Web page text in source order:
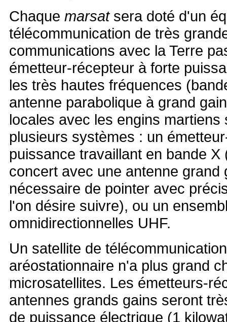
Chaque marsatsera doté d'un
télécommunication de très
communications avec la Terre
émetteur-récepteur à forte
les très hautes fréquences
antenne parabolique à grand
locales avec les engins martiens
plusieurs systèmes : un
puissance travaillant en bande X
concert avec une antenne grand
nécessaire de pointer avec
l'on désire suivre), ou un
omnidirectionnelles UHF.
Un satellite de
aréostationnaire n'a plus grand
microsatellites. Les émetteurs-
antennes grands gains seront
de puissance électrique (1